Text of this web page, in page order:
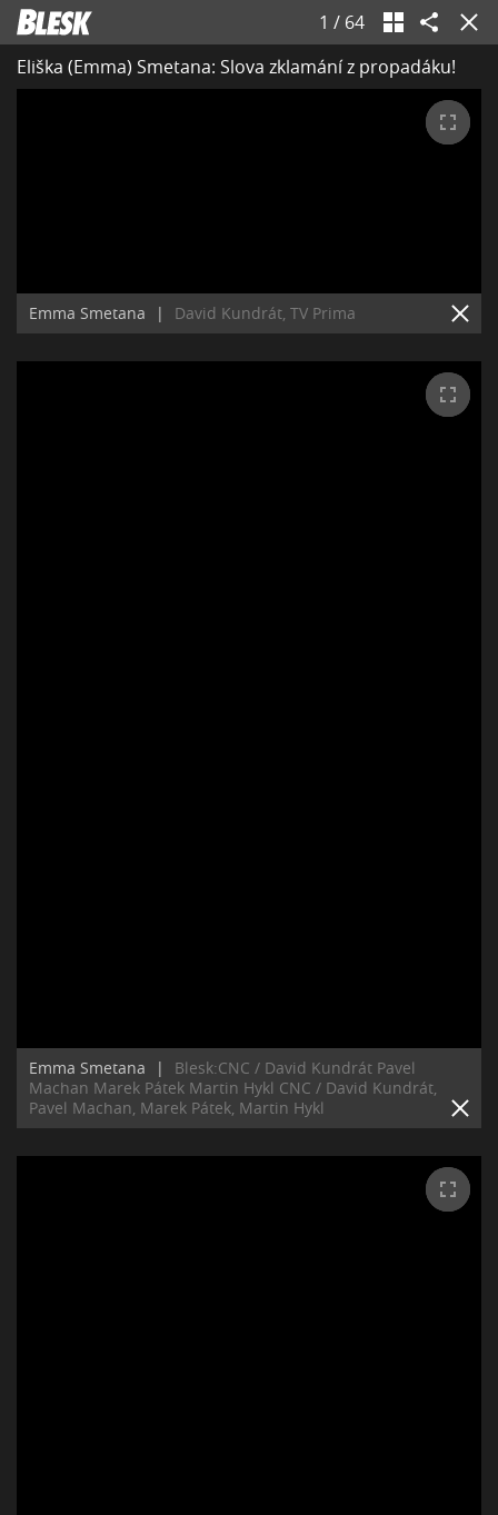
1 / 64
Eliška (Emma) Smetana: Slova zklamání z propadáku!
Emma Smetana | David Kundrát, TV Prima
Emma Smetana |
Blesk:CNC / David Kundrát Pavel
Machan Marek Pátek Martin Hykl CNC / David Kundrát,
Pavel Machan, Marek Pátek, Martin Hykl